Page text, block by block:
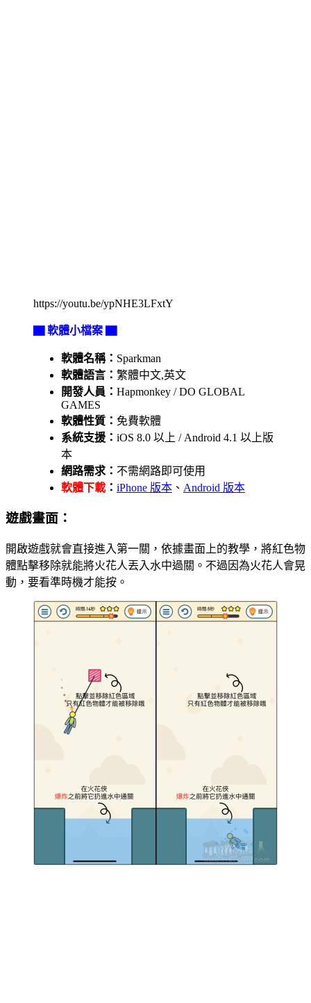
https://youtu.be/ypNHE3LFxtY
▇ 軟體小檔案 ▇
軟體名稱： Sparkman
軟體語言： 繁體中文,英文
開發人員： Hapmonkey / DO GLOBAL
GAMES
軟體性質： 免費軟體
系統支援： iOS 8.0 以上 / Android 4.1 以上版
本
網路需求： 不需網路即可使用
軟體下載 ： iPhone 版本 、 Android 版本
遊戲畫面：
開啟遊戲就會直接進入第一關，依據畫面上的教學，將紅色物
體點擊移除就能將火花人丟入水中過關。不過因為火花人會晃
動，要看準時機才能按。